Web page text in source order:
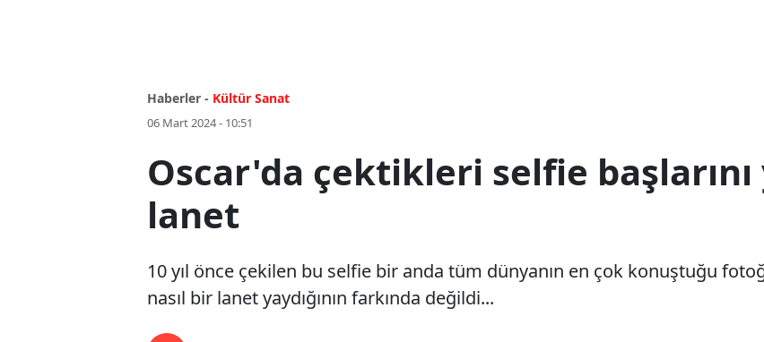
Haberler - Kültür Sanat
06 Mart 2024 - 10:51
Oscar'da çektikleri selfie başlarını
lanet
10 yıl önce çekilen bu selfie bir anda tüm dünyanın en çok konuştuğu
nasıl bir lanet yaydığının farkında değildi...